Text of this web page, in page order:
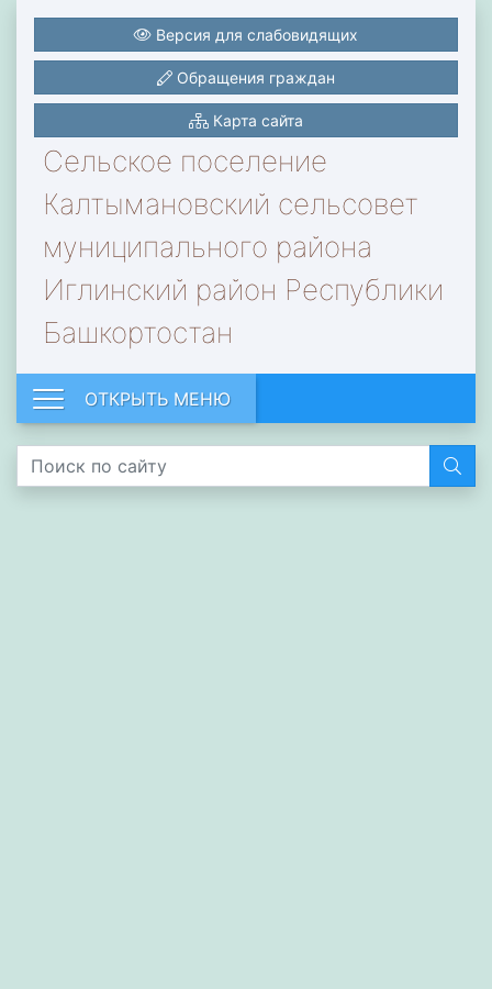
Сельское поселение
Калтымановский сельсовет
муниципального района
Иглинский район Республики
Башкортостан
Версия для слабовидящих
Обращения граждан
Карта сайта
ОТКРЫТЬ МЕНЮ